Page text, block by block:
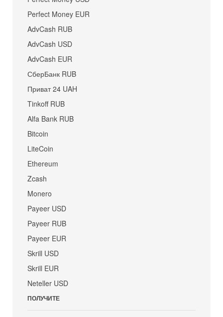
Perfect Money EUR
AdvCash RUB
AdvCash USD
AdvCash EUR
СберБанк RUB
Приват 24 UAH
Tinkoff RUB
Alfa Bank RUB
Bitcoin
LiteCoin
Ethereum
Zcash
Monero
Payeer USD
Payeer RUB
Payeer EUR
Skrill USD
Skrill EUR
Neteller USD
ПОЛУЧИТЕ